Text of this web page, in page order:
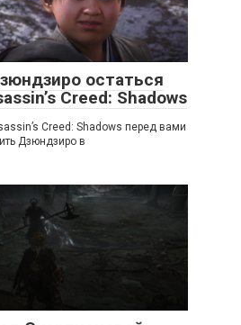
остаться
Creed: Shadows
Creed: Shadows перед вами
Дзюндзиро в